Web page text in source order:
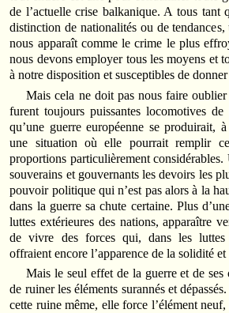
de l’actuelle crise balkanique. A tous tant
distinction de nationalités ou de
nous apparaît comme le crime le plus
nous devons employer tous les moyens et
à notre disposition et susceptibles de
Mais cela ne doit pas nous faire
furent toujours puissantes locomotives
qu’une guerre européenne se produirait,
une situation où elle pourrait remplir
proportions particulièrement
souverains et gouvernants les devoirs les
pouvoir politique qui n’est pas alors à la
dans la guerre sa chute certaine. Plus
luttes extérieures des nations, apparaître
de vivre des forces qui, dans les luttes
offraient encore l’apparence de la solidité
Mais le seul effet de la guerre et de ses
de ruiner les éléments surannés et
cette ruine même, elle force l’élément